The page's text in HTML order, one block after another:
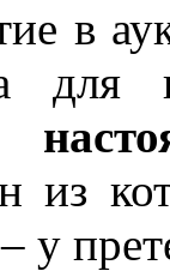
в
для
из
у